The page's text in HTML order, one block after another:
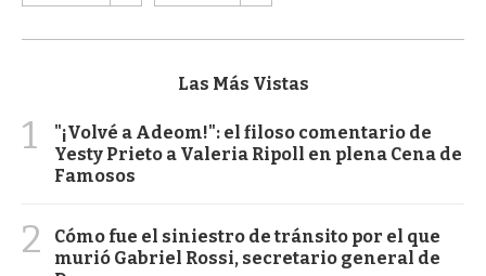
Las Más Vistas
1
"¡Volvé a Adeom!": el filoso comentario de
Yesty Prieto a Valeria Ripoll en plena Cena de
Famosos
2
Cómo fue el siniestro de tránsito por el que
murió Gabriel Rossi, secretario general de